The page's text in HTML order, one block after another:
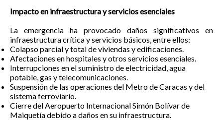
Impacto en infraestructura y servicios esenciales
La emergencia ha provocado daños significativos en
infraestructura crítica y servicios básicos, entre ellos:
Colapso parcial y total de viviendas y edificaciones.
Afectaciones en hospitales y otros servicios esenciales.
Interrupciones en el suministro de electricidad, agua
potable, gas y telecomunicaciones.
Suspensión de las operaciones del Metro de Caracas y del
sistema ferroviario.
Cierre del Aeropuerto Internacional Simón Bolívar de
Maiquetía debido a daños en su infraestructura.